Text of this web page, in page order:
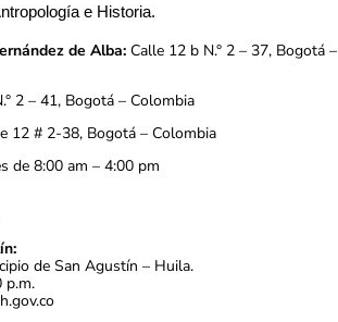
e Historia.
de Alba: Calle 12 b N.° 2 – 37, Bogotá –
2 – 41, Bogotá – Colombia
12 # 2-38, Bogotá – Colombia
de 8:00 am – 4:00 pm
de San Agustín – Huila.
p.m.